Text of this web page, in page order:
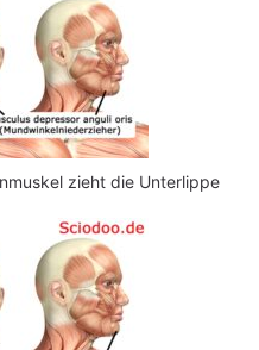
zieht die Unterlippe